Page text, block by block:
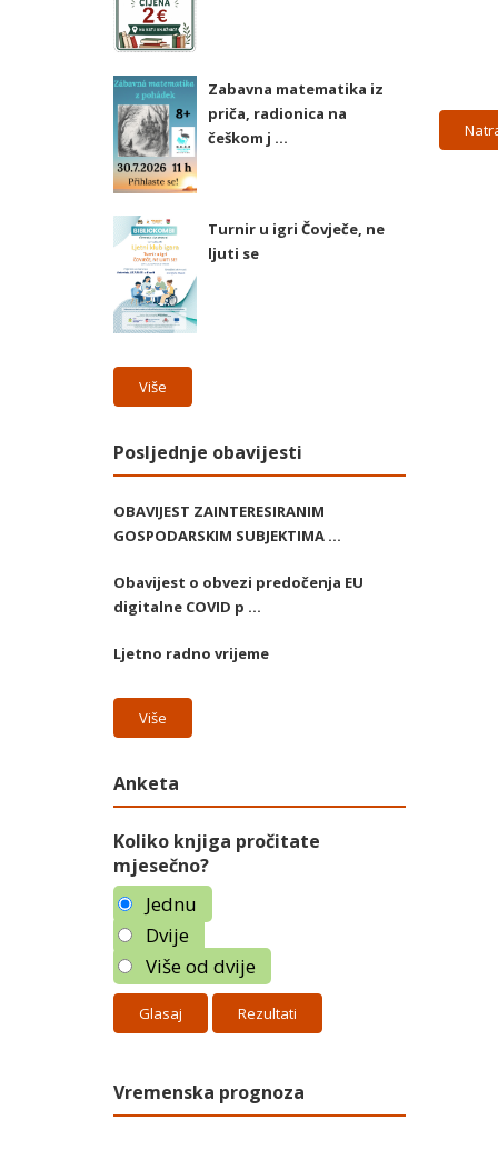
Zabavna matematika iz
priča, radionica na
češkom j ...
Turnir u igri Čovječe, ne
ljuti se
Više
Posljednje obavijesti
OBAVIJEST ZAINTERESIRANIM
GOSPODARSKIM SUBJEKTIMA ...
Obavijest o obvezi predočenja EU
digitalne COVID p ...
Ljetno radno vrijeme
Više
Anketa
Koliko knjiga pročitate
mjesečno?
Jednu
Dvije
Više od dvije
Rezultati
Vremenska prognoza